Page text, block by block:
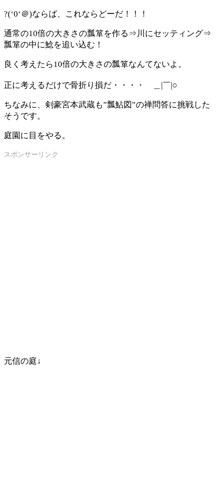
?(‘0‘＠)ならば、これならどーだ！！！
通常の10倍の大きさの瓢箪を作る⇒川にセッティング⇒
瓢箪の中に鯰を追い込む！
良く考えたら10倍の大きさの瓢箪なんてないよ。
正に考えるだけで骨折り損だ・・・・ ＿|￣|○
ちなみに、剣豪宮本武蔵も”瓢鮎図”の禅問答に挑戦した
そうです。
庭園に目をやる。
スポンサーリンク
元信の庭↓